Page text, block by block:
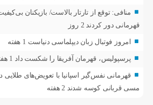
منافی: توقع از تارتار بالاست/ بازیکنان
قهرمانی دور کردند 2 روز
امروز فوتبال زبان دیپلماسی دنیاست 1 هفته
پرسپولیس، قهرمان آفریقا را شکست داد 1 هفته
قهرمانی نفس‌گیر اسپانیا با تعویض‌های طلایی
مسی قربانی کوسه شدند 2 هفته